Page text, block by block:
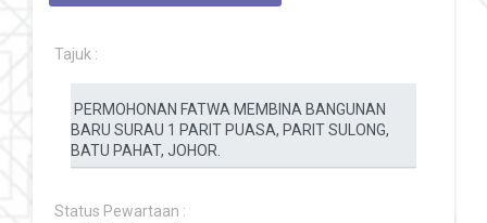
Tajuk :
Status Pewartaan :